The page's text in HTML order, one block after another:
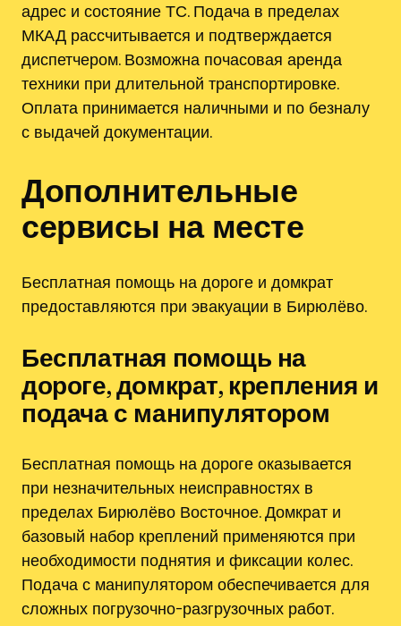
адрес и состояние ТС. Подача в пределах
МКАД рассчитывается и подтверждается
диспетчером. Возможна почасовая аренда
техники при длительной транспортировке.
Оплата принимается наличными и по безналу
с выдачей документации.
Дополнительные
сервисы на месте
Бесплатная помощь на дороге и домкрат
предоставляются при эвакуации в Бирюлёво.
Бесплатная помощь на
дороге, домкрат, крепления и
подача с манипулятором
Бесплатная помощь на дороге оказывается
при незначительных неисправностях в
пределах Бирюлёво Восточное. Домкрат и
базовый набор креплений применяются при
необходимости поднятия и фиксации колес.
Подача с манипулятором обеспечивается для
сложных погрузочно-разгрузочных работ.